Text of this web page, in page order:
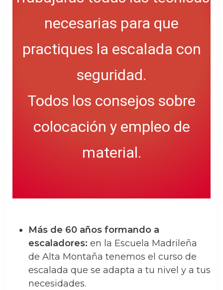
necesarias para que
practiques la escalada con
seguridad.
Todos los consejos sobre
colocación y empleo de
material.
Más de 60 años formando a
escaladores: en la Escuela Madrileña
de Alta Montaña tenemos el curso de
escalada que se adapta a tu nivel y a tus
necesidades.